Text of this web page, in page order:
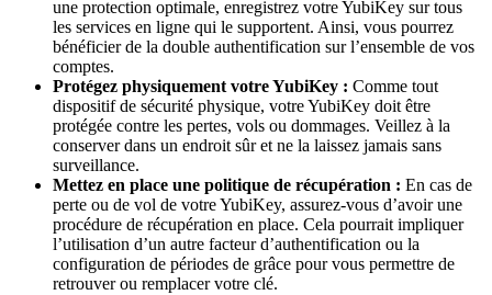
une protection optimale, enregistrez votre YubiKey sur tous
les services en ligne qui le supportent. Ainsi, vous pourrez
bénéficier de la double authentification sur l’ensemble de vos
comptes.
Protégez physiquement votre YubiKey : Comme tout
dispositif de sécurité physique, votre YubiKey doit être
protégée contre les pertes, vols ou dommages. Veillez à la
conserver dans un endroit sûr et ne la laissez jamais sans
surveillance.
Mettez en place une politique de récupération : En cas de
perte ou de vol de votre YubiKey, assurez-vous d’avoir une
procédure de récupération en place. Cela pourrait impliquer
l’utilisation d’un autre facteur d’authentification ou la
configuration de périodes de grâce pour vous permettre de
retrouver ou remplacer votre clé.